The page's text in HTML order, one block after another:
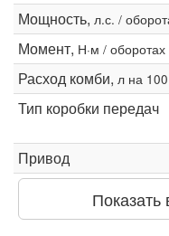
Мощность, л.с. /
Момент, Н·м / оборотах
Расход комби, л на
Тип коробки передач
Привод
Показать